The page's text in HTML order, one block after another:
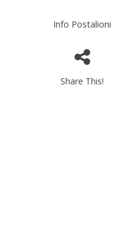
Info Postalioni
Share This!